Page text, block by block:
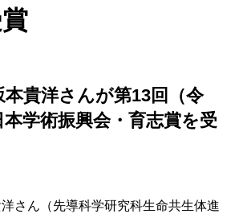
貴洋さんが第13回（令
学術振興会・育志賞を受
さん（先導科学研究科生命共生体進